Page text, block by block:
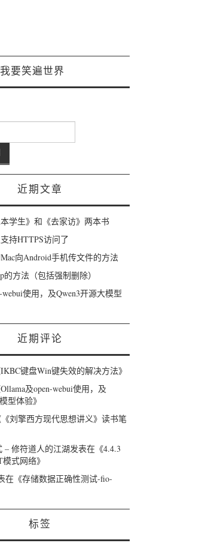
我要笑遍世界
近期文章
学生》和《去家访》两本书
持HTTPS访问了
向Android手机传文件的方法
的方法（包括强制删除）
webui使用，及Qwen3开源大模型
近期评论
IKBC键盘Win键失效的解决方法》
Ollama及open-webui使用，及
型体验》
《刘擎西方现代思想讲义》读书笔
– 修符道人的江湖发表在《4.4.3
式网络》
在《存储数据正确性测试-fio-
标签